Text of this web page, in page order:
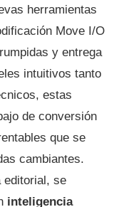
herramientas
Move I/O
y entrega
intuitivos tanto
estas
de conversión
que se
cambiantes.
editorial, se
inteligencia